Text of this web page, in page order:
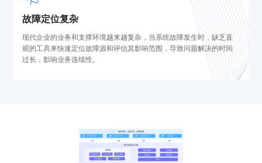
故障定位复杂
现代企业的业务和支撑环境越来越复杂，当系统故障发生时，缺乏直
观的工具来快速定位故障源和评估其影响范围，导致问题解决的时间
过长，影响业务连续性。